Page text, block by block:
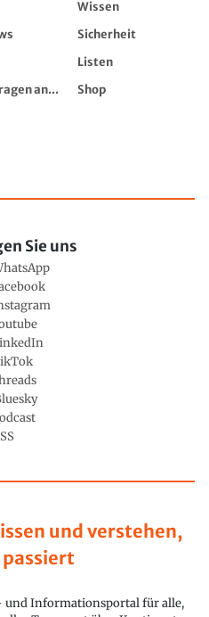
Wissen
Sicherheit
Listen
an...
Shop
und verstehen,
und Informationsportal für alle,
Sie uns